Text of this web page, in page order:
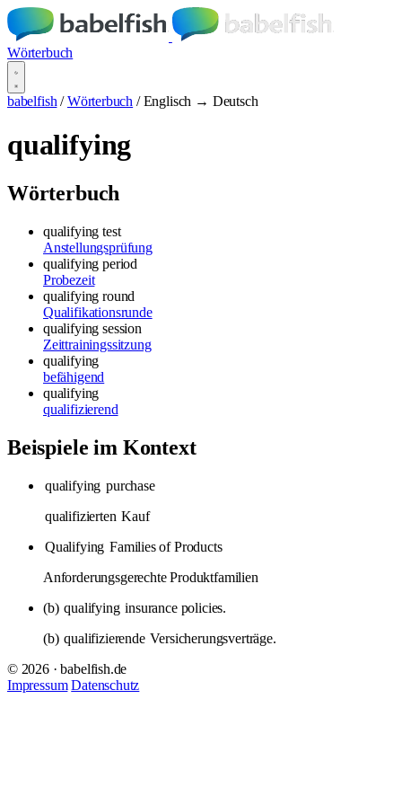
Wörterbuch
babelfish / Wörterbuch / Englisch → Deutsch
qualifying
Wörterbuch
qualifying test
Anstellungsprüfung
qualifying period
Probezeit
qualifying round
Qualifikationsrunde
qualifying session
Zeittrainingssitzung
qualifying
befähigend
qualifying
qualifizierend
Beispiele im Kontext
qualifying purchase
qualifizierten Kauf
Qualifying Families of Products
Anforderungsgerechte Produktfamilien
(b) qualifying insurance policies.
(b) qualifizierende Versicherungsverträge.
© 2026 · babelfish.de
Impressum Datenschutz